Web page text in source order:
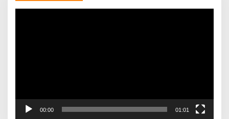
00:00 01:01